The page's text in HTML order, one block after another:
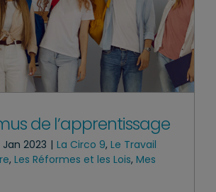
de l’apprentissage
2023 | La Circo 9, Le Travail
, Les Réformes et les Lois, Mes